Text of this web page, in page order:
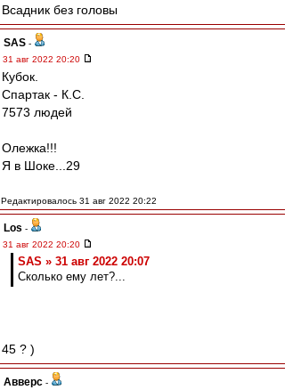
Всадник без головы
SAS -
31 авг 2022 20:20
Кубок.
Спартак - К.С.
7573 людей
Олежка!!!
Я в Шоке...29
Редактировалось 31 авг 2022 20:22
Los -
31 авг 2022 20:20
SAS » 31 авг 2022 20:07
Сколько ему лет?...
45 ? )
Авверс -